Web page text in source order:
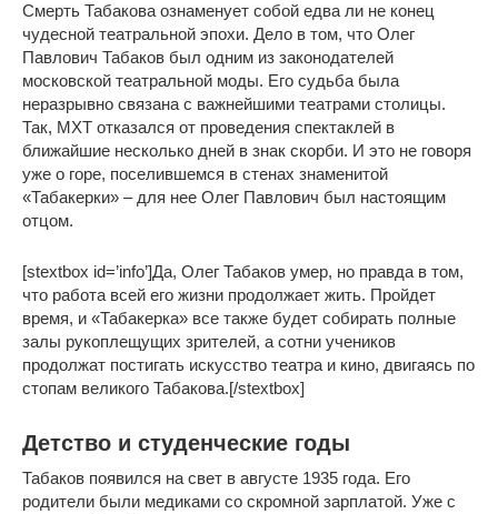
Смерть Табакова ознаменует собой едва ли не конец
чудесной театральной эпохи. Дело в том, что Олег
Павлович Табаков был одним из законодателей
московской театральной моды. Его судьба была
неразрывно связана с важнейшими театрами столицы.
Так, МХТ отказался от проведения спектаклей в
ближайшие несколько дней в знак скорби. И это не говоря
уже о горе, поселившемся в стенах знаменитой
«Табакерки» – для нее Олег Павлович был настоящим
отцом.
[stextbox id=’info’]Да, Олег Табаков умер, но правда в том,
что работа всей его жизни продолжает жить. Пройдет
время, и «Табакерка» все также будет собирать полные
залы рукоплещущих зрителей, а сотни учеников
продолжат постигать искусство театра и кино, двигаясь по
стопам великого Табакова.[/stextbox]
Детство и студенческие годы
Табаков появился на свет в августе 1935 года. Его
родители были медиками со скромной зарплатой. Уже с